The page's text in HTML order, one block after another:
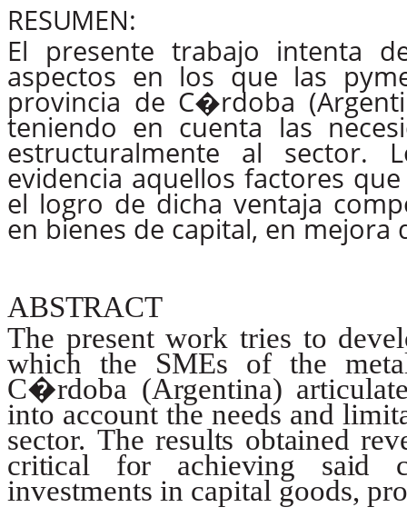
RESUMEN:
El presente trabajo intenta
aspectos en los que las
provincia de C�rdoba
teniendo en cuenta las
estructuralmente al sector.
evidencia aquellos factores que
el logro de dicha ventaja
en bienes de capital, en
ABSTRACT
The present work tries to
which the SMEs of the
C�rdoba (Argentina)
into account the needs and
sector.The results obtained
critical for achieving said
investments in capital goods,